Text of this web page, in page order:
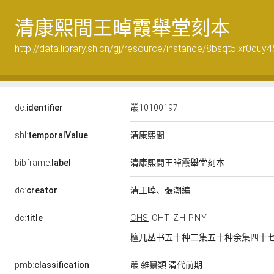
清康熙間王晫霞舉堂刻本
http://data.library.sh.cn/gj/resource/instance/
dc:identifier 叢10100197
shl:temporalValue 清康熙間
bibframe: label 清康熙間王晫霞舉堂刻本
dc:creator 清王晫、張潮編
dc:title CHS CHT ZH-PNY
檀几丛书五十种二集五十种余集四十
pmb:classification 叢 雜纂類 清代前期